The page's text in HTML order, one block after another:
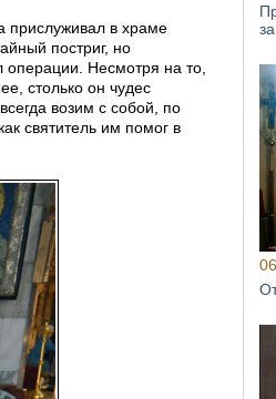
прислуживал в храме
постриг, но
операции. Несмотря на то,
столько он чудес
возим с собой, по
святитель им помог в